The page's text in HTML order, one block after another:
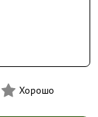
Хорошо